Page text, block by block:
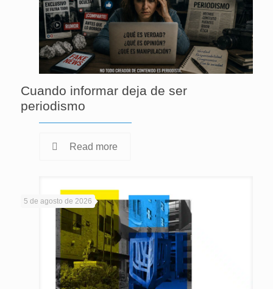
Cuando informar deja de ser
periodismo
Read more
5 de agosto de 2026